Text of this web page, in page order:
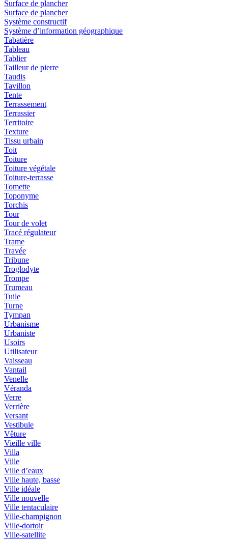
Surface de plancher
Surface de plancher
Système constructif
Système d’information géographique
Tabatière
Tableau
Tablier
Tailleur de pierre
Taudis
Tavillon
Tente
Terrassement
Terrassier
Territoire
Texture
Tissu urbain
Toit
Toiture
Toiture végétale
Toiture-terrasse
Tomette
Toponyme
Torchis
Tour
Tour de volet
Tracé régulateur
Trame
Travée
Tribune
Troglodyte
Trompe
Trumeau
Tuile
Turne
Tympan
Urbanisme
Urbaniste
Usoirs
Utilisateur
Vaisseau
Vantail
Venelle
Véranda
Verre
Verrière
Versant
Vestibule
Vêture
Vieille ville
Villa
Ville
Ville d’eaux
Ville haute, basse
Ville idéale
Ville nouvelle
Ville tentaculaire
Ville-champignon
Ville-dortoir
Ville-satellite